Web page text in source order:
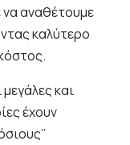
να αναθέτουμε
καλύτερο
και
έχουν